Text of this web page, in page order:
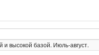
высокой базой. Июль-август.